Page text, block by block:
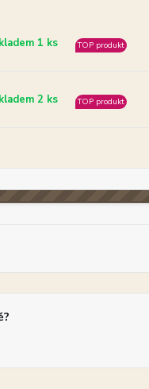
1 ks TOP produkt
2 ks TOP produkt